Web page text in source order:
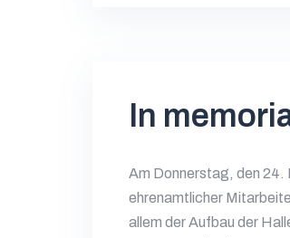
In
Am Donnerstag, den 24.
ehrenamtlicher
allem der Aufbau der